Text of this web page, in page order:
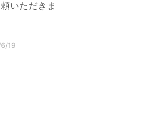
いただきま
19